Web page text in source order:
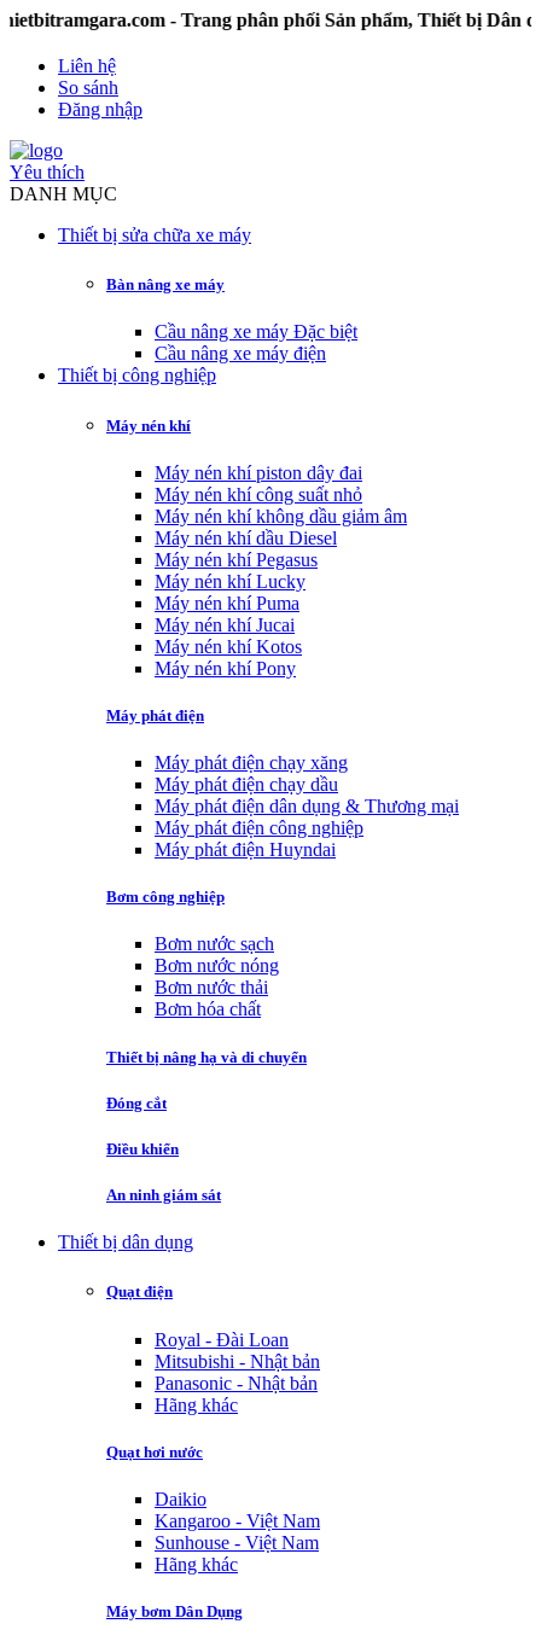
- Trang phân phối Sản phẩm, Thiết bị Dân dụng
Liên hệ
So sánh
Đăng nhập
Yêu thích
DANH MỤC
Thiết bị sửa chữa xe máy
Bàn nâng xe máy
Cầu nâng xe máy Đặc biệt
Cầu nâng xe máy điện
Thiết bị công nghiệp
Máy nén khí
Máy nén khí piston dây đai
Máy nén khí công suất nhỏ
Máy nén khí không dầu giảm âm
Máy nén khí dầu Diesel
Máy nén khí Pegasus
Máy nén khí Lucky
Máy nén khí Puma
Máy nén khí Jucai
Máy nén khí Kotos
Máy nén khí Pony
Máy phát điện
Máy phát điện chạy xăng
Máy phát điện chạy dầu
Máy phát điện dân dụng & Thương mại
Máy phát điện công nghiệp
Máy phát điện Huyndai
Bơm công nghiệp
Bơm nước sạch
Bơm nước nóng
Bơm nước thải
Bơm hóa chất
Thiết bị nâng hạ và di chuyển
Đóng cắt
Điều khiển
An ninh giám sát
Thiết bị dân dụng
Quạt điện
Royal - Đài Loan
Mitsubishi - Nhật bản
Panasonic - Nhật bản
Hãng khác
Quạt hơi nước
Daikio
Kangaroo - Việt Nam
Sunhouse - Việt Nam
Hãng khác
Máy bơm Dân Dụng